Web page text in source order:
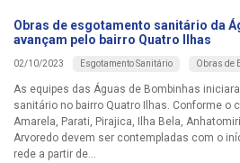
Obras de esgotamento sanitário da
avançam pelo bairro Quatro Ilhas
02/10/2023 Esgotamento Sanitário Obras de
As equipes das Águas de Bombinhas
sanitário no bairro Quatro Ilhas. Conforme o
Amarela, Parati, Pirajica, Ilha Bela,
Arvoredo devem ser contempladas com o
rede a partir de...